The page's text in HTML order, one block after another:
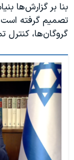
بنا بر گزارش‌ها
تصمیم گرفته است
گروگان‌ها، کنترل